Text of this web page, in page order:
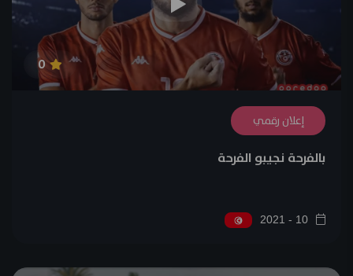
0
إعلان رقمي
بالفرحة نجيبو الفرحة
10 - 2021